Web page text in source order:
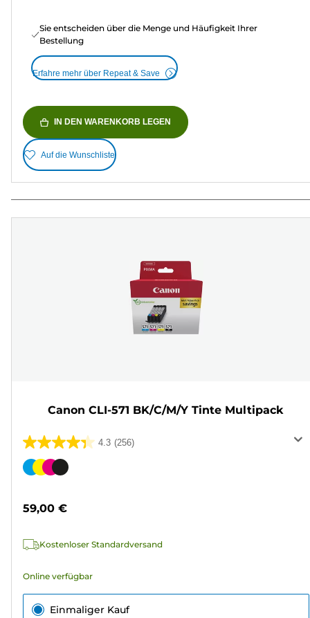
Sie entscheiden über die Menge und Häufigkeit Ihrer
Bestellung
Erfahre mehr über Repeat & Save
IN DEN WARENKORB LEGEN
Auf die Wunschliste
Canon CLI-571 BK/C/M/Y Tinte Multipack
4.3 (256)
4.3
von
256
Farbpatrone
59,00 €
Kostenloser Standardversand
Online verfügbar
Einmaliger Kauf